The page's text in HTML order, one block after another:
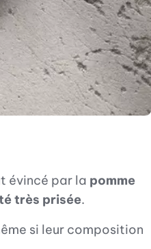
évincé par la pomme
très prisée.
si leur composition